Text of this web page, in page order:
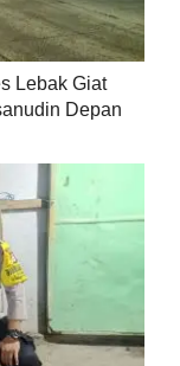
Lebak Giat
Depan